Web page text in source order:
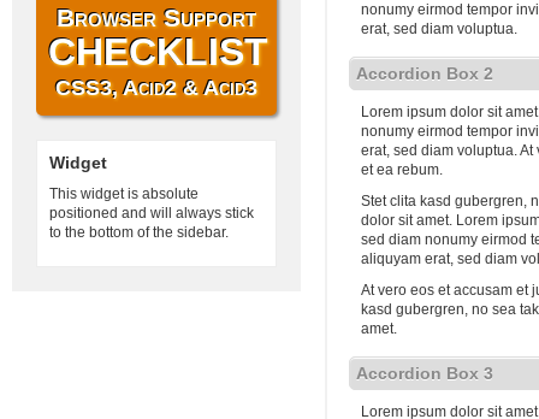
nonumy eirmod tempor
erat, sed diam voluptua.
Accordion Box 2
Lorem ipsum dolor sit
nonumy eirmod tempor
erat, sed diam voluptua.
et ea rebum.
Stet clita kasd gubergren,
dolor sit amet. Lorem
sed diam nonumy eirmod
aliquyam erat, sed diam
At vero eos et accusam et
kasd gubergren, no sea
amet.
Accordion Box 3
Lorem ipsum dolor sit
Browser Support
CHECKLIST
CSS3, Acid2 & Acid3
Widget
This widget is absolute
positioned and will always stick
to the bottom of the sidebar.